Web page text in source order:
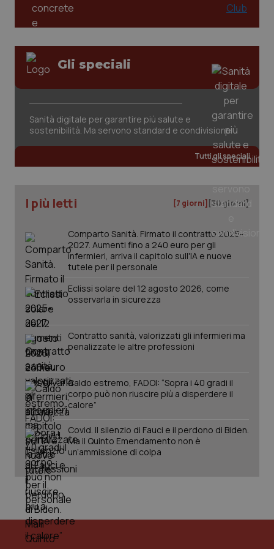
Gli speciali
Sanità digitale per garantire più salute e
sostenibilità. Ma servono standard e condivisione
Tutti gli speciali
I più letti [7 giorni] [30 giorni]
Comparto Sanità. Firmato il contratto 2025-
2027. Aumenti fino a 240 euro per gli
infermieri, arriva il capitolo sull'IA e nuove
tutele per il personale
Eclissi solare del 12 agosto 2026, come
osservarla in sicurezza
Contratto sanità, valorizzati gli infermieri ma
penalizzate le altre professioni
Caldo estremo, FADOI: “Sopra i 40 gradi il
corpo può non riuscire più a disperdere il
calore”
Covid. Il silenzio di Fauci e il perdono di Biden.
Ma il Quinto Emendamento non è
un’ammissione di colpa
www.quotidianosanita.it
tracking-sites-ironfish-
tracking-enable
www.quotidianosanita.it
_ga
Google LLC
.quotidianosanita.it